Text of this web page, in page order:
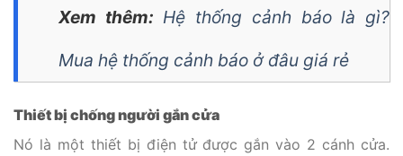
Xem thêm: Hệ thống cảnh báo là gì?
Mua hệ thống cảnh báo ở đâu giá rẻ
Thiết bị chống người gắn cửa
Nó là một thiết bị điện tử được gắn vào 2 cánh cửa.